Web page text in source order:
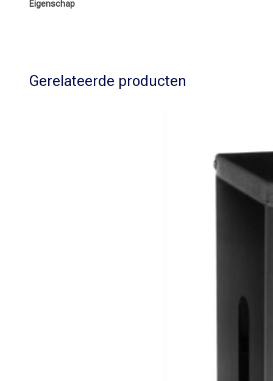
Eigenschap
Gerelateerde producten